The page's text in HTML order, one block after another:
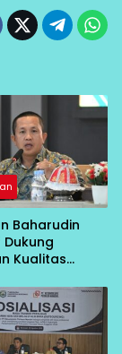
Baharudin
Kualitas